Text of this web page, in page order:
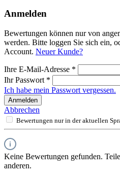
Anmelden
Bewertungen können nur von
werden. Bitte loggen Sie sich ein,
Account. Neuer Kunde?
Ihre E-Mail-Adresse *
Ihr Passwort *
Ich habe mein Passwort vergessen.
Anmelden
Abbrechen
Bewertungen nur in der aktuellen
Keine Bewertungen gefunden.
anderen.